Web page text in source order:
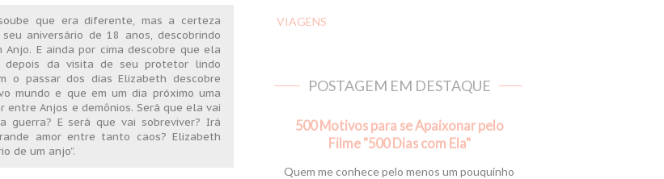
que era diferente, mas a certeza
aniversário de 18 anos, descobrindo
Anjo. E ainda por cima descobre que ela
depois da visita de seu protetor lindo
o passar dos dias Elizabeth descobre
mundo e que em um dia próximo uma
entre Anjos e demônios. Será que ela vai
guerra? E será que vai sobreviver? Irá
amor entre tanto caos? Elizabeth
de um anjo”.
VIAGENS
POSTAGEM EM DESTAQUE
500 Motivos para se Apaixonar pelo
Filme "500 Dias com Ela"
Quem me conhece pelo menos um pouquinho